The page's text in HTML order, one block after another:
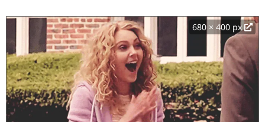
680 × 400 px